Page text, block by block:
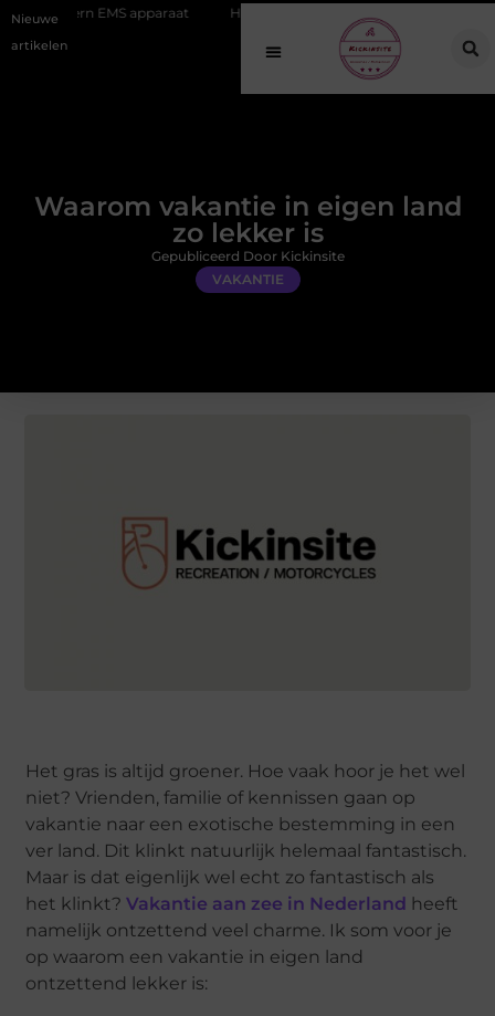
Nieuwe
artikelen
apparaat Hoe online vindbaarheid verandert in 2026
Waarom vakantie in eigen land
zo lekker is
VAKANTIE
Gepubliceerd Door Kickinsite
Het gras is altijd groener. Hoe vaak hoor je het wel
niet? Vrienden, familie of kennissen gaan op
vakantie naar een exotische bestemming in een
ver land. Dit klinkt natuurlijk helemaal fantastisch.
Maar is dat eigenlijk wel echt zo fantastisch als
het klinkt?Vakantie aan zee in Nederland heeft
namelijk ontzettend veel charme. Ik som voor je
op waarom een vakantie in eigen land
ontzettend lekker is: